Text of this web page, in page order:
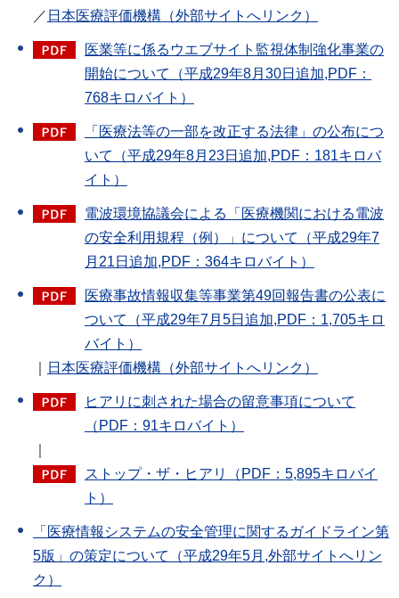
／ 日本医療評価機構（外部サイトへリンク）
医業等に係るウエブサイト監視体制強化事業の
開始について（平成29年8月30日追加,PDF：
768キロバイト）
「医療法等の一部を改正する法律」の公布につ
いて（平成29年8月23日追加,PDF：181キロバ
イト）
電波環境協議会による「医療機関における電波
の安全利用規程（例）」について（平成29年7
月21日追加,PDF：364キロバイト）
医療事故情報収集等事業第49回報告書の公表に
ついて（平成29年7月5日追加,PDF：1,705キロ
バイト）
日本医療評価機構（外部サイトへリンク）
ヒアリに刺された場合の留意事項について
（PDF：91キロバイト）
ストップ・ザ・ヒアリ（PDF：5,895キロバイ
ト）
「医療情報システムの安全管理に関するガイドライン第
5版」の策定について（平成29年5月,外部サイトへリン
ク）